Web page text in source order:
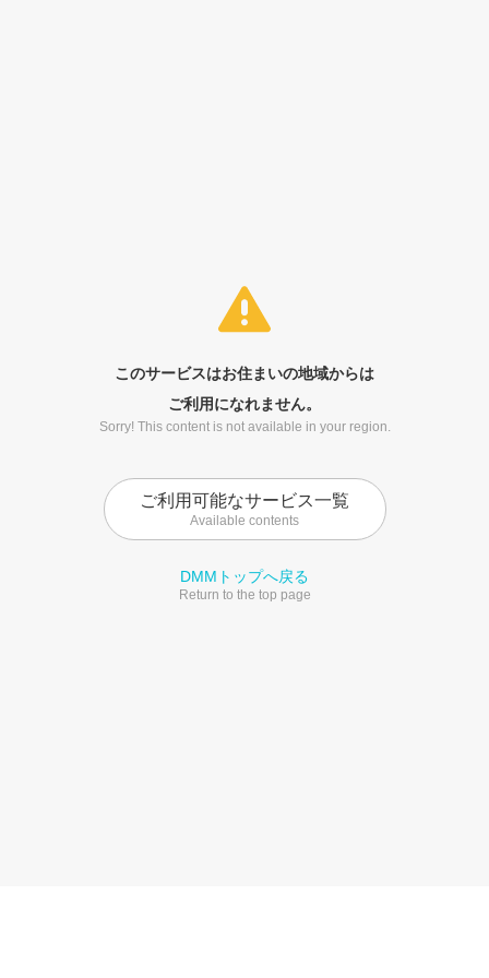
このサービスはお住まいの地域からは
ご利用になれません。
Sorry! This content is not available in your region.
ご利用可能なサービス一覧
Available contents
DMMトップへ戻る
Return to the top page